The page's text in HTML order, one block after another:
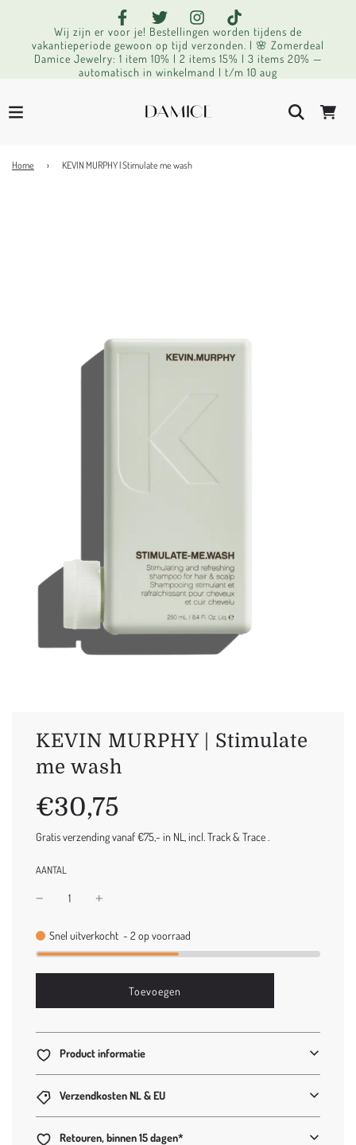
Wij zijn er voor je! Bestellingen worden tijdens de
vakantieperiode gewoon op tijd verzonden. | 🌸 Zomerdeal
Damice Jewelry: 1 item 10% | 2 items 15% | 3 items 20% —
automatisch in winkelmand | t/m 10 aug
Home › KEVIN MURPHY | Stimulate me wash
KEVIN MURPHY | Stimulate
me wash
Uitverkoop
prijs
Normale
prijs
€30,75
Gratis verzending vanaf €75,- in NL, incl. Track & Trace .
AANTAL
Snel uitverkocht - 2 op voorraad
l
o
d
i
.
Toevoegen
Product informatie
Verzendkosten NL & EU
Retouren, binnen 15 dagen*